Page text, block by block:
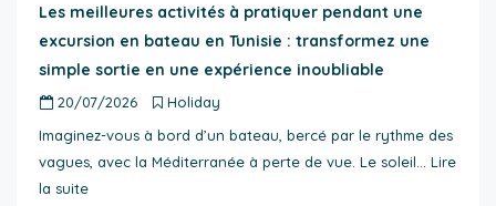
Les meilleures activités à pratiquer pendant une
excursion en bateau en Tunisie : transformez une
simple sortie en une expérience inoubliable
20/07/2026
Holiday
Imaginez-vous à bord d’un bateau, bercé par le rythme des
vagues, avec la Méditerranée à perte de vue. Le soleil… Lire
la suite